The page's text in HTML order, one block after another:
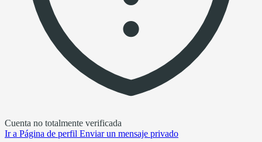
Cuenta no totalmente verificada
Ir a Página de perfil Enviar un mensaje privado